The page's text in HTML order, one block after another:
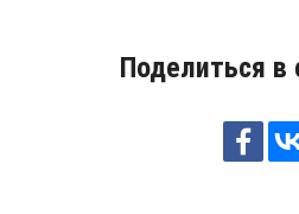
Поделиться в